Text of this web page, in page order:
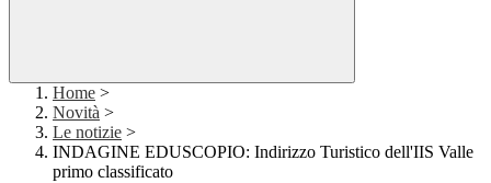
Home >
Novità >
Le notizie >
INDAGINE EDUSCOPIO: Indirizzo Turistico dell'IIS Valle
primo classificato